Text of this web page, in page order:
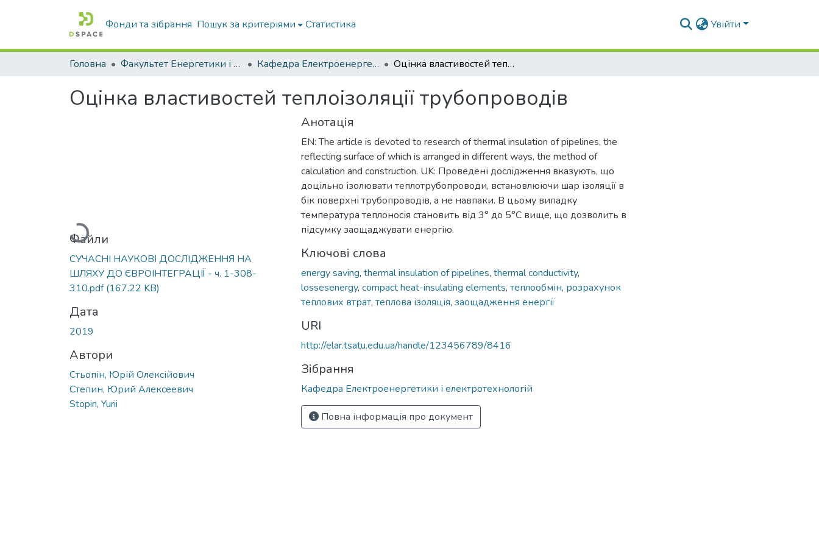
Фонди та зібрання Пошук за критеріями Статистика Увійти
Головна Факультет Енергетики і комп'ютерних технологій Кафедра Електроенергетики і електротехнологій Оцінка властивостей теплоізоляції трубопроводів
Оцінка властивостей теплоізоляції трубопроводів
Вантажиться...
Файли
СУЧАСНІ НАУКОВІ ДОСЛІДЖЕННЯ НА
ШЛЯХУ ДО ЄВРОІНТЕГРАЦІЇ - ч. 1-308-
310.pdf(167.22 KB)
Дата
2019
Автори
Стьопін, Юрій Олексійович
Степин, Юрий Алексеевич
Stopin, Yurii
Анотація
EN: The article is devoted to research of thermal insulation of pipelines, the
reflecting surface of which is arranged in different ways, the method of
calculation and construction. UK: Проведені дослідження вказують, що
доцільно ізолювати теплотрубопроводи, встановлюючи шар ізоляції в
бік поверхні трубопроводів, а не навпаки. В цьому випадку
температура теплоносія становить від 3° до 5°С вище, що дозволить в
підсумку заощаджувати енергію.
Ключові слова
energy saving, thermal insulation of pipelines, thermal conductivity,
lossesenergy, compact heat-insulating elements, теплообмін, розрахунок
теплових втрат, теплова ізоляція, заощадження енергії
URI
http://elar.tsatu.edu.ua/handle/123456789/8416
Зібрання
Кафедра Електроенергетики і електротехнологій
Повна інформація про документ